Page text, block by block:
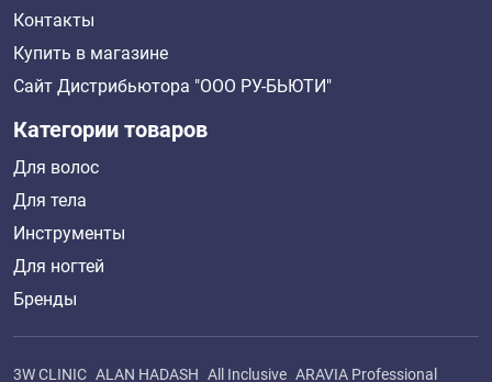
Контакты
Купить в магазине
Сайт Дистрибьютора "ООО РУ-БЬЮТИ"
Категории товаров
Для волос
Для тела
Инструменты
Для ногтей
Бренды
3W CLINIC ALAN HADASH All Inclusive ARAVIA Professional